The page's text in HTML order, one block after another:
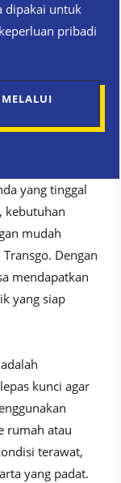
dipakai untuk
pribadi
yang tinggal
kebutuhan
mudah
Dengan
mendapatkan
yang siap
kunci agar
rumah atau
terawat,
yang padat.